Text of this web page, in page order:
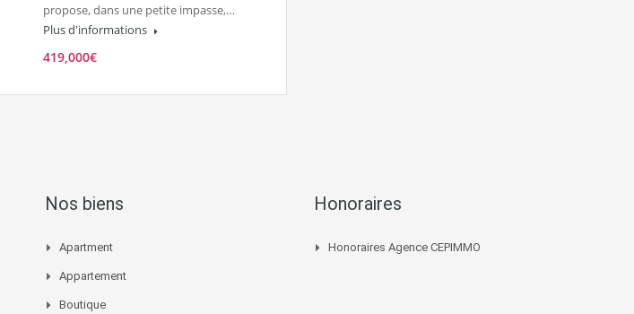
propose, dans une petite impasse,…
Plus d'informations
419,000€
Nos biens
Apartment
Appartement
Boutique
Honoraires
Honoraires Agence CEPIMMO